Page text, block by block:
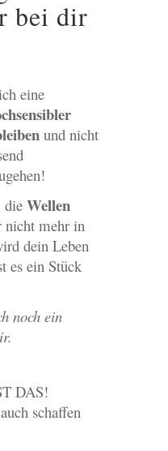
bei dir
eine
und nicht
dieWellen
nicht mehr in
dein Leben
es ein Stück
noch ein
DAS!
schaffen